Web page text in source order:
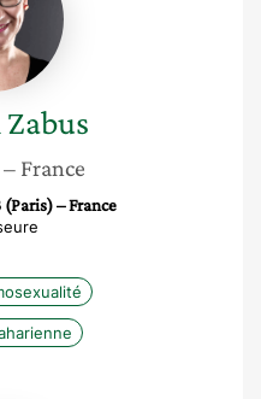
Zabus
– France
– France